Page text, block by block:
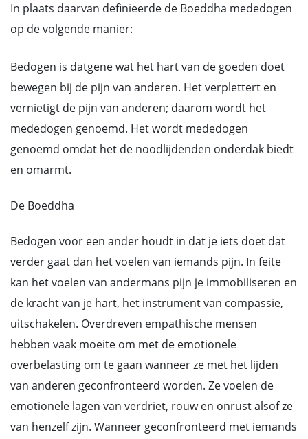
In plaats daarvan definieerde de Boeddha mededogen
op de volgende manier:
Bedogen is datgene wat het hart van de goeden doet
bewegen bij de pijn van anderen. Het verplettert en
vernietigt de pijn van anderen; daarom wordt het
mededogen genoemd. Het wordt mededogen
genoemd omdat het de noodlijdenden onderdak biedt
en omarmt.
De Boeddha
Bedogen voor een ander houdt in dat je iets doet dat
verder gaat dan het voelen van iemands pijn. In feite
kan het voelen van andermans pijn je immobiliseren en
de kracht van je hart, het instrument van compassie,
uitschakelen. Overdreven empathische mensen
hebben vaak moeite om met de emotionele
overbelasting om te gaan wanneer ze met het lijden
van anderen geconfronteerd worden. Ze voelen de
emotionele lagen van verdriet, rouw en onrust alsof ze
van henzelf zijn. Wanneer geconfronteerd met iemands